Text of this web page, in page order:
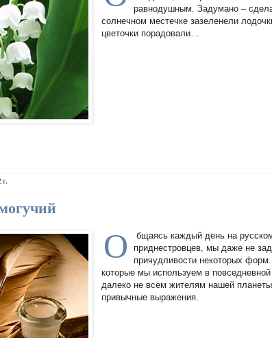
равнодушным. Задумано –
солнечном местечке зазеленели
цветочки порадовали…
г.
О
бщаясь каждый день на
приднестровцев, мы даже не
причудливости некоторых
которые мы используем в
далеко не всем жителям нашей
привычные выражения.